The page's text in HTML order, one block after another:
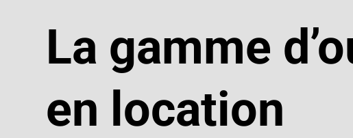
La gamme
en location